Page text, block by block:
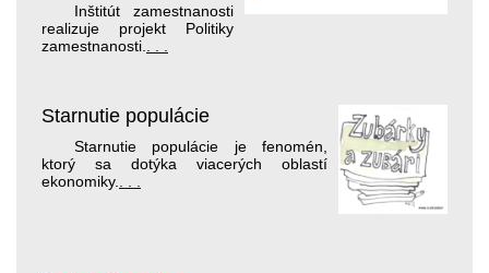
Inštitút zamestnanosti
realizuje projekt Politiky
zamestnanosti.
Starnutie populácie
Starnutie populácie je fenomén,
ktorý sa dotýka viacerých oblastí
ekonomiky.